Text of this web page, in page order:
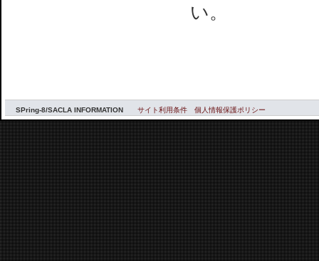
い。
SPring-8/SACLA INFORMATION サイト利用条件 個人情報保護ポリシー